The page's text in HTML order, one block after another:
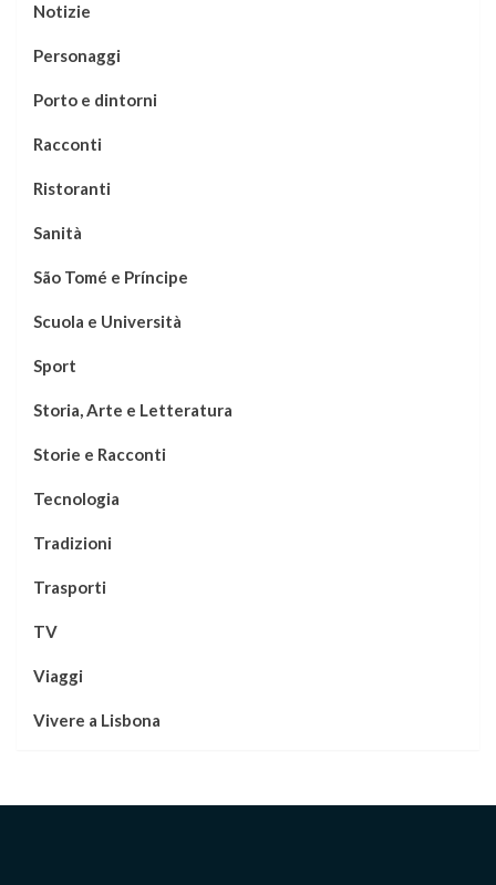
Notizie
Personaggi
Porto e dintorni
Racconti
Ristoranti
Sanità
São Tomé e Príncipe
Scuola e Università
Sport
Storia, Arte e Letteratura
Storie e Racconti
Tecnologia
Tradizioni
Trasporti
TV
Viaggi
Vivere a Lisbona